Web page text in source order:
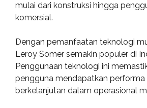
mulai dari konstruksi hingga
komersial.
Dengan pemanfaatan teknologi
Leroy Somer semakin populer di
Penggunaan teknologi ini
pengguna mendapatkan performa
berkelanjutan dalam operasional